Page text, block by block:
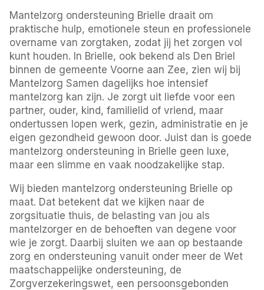
Mantelzorg ondersteuning Brielle draait om
praktische hulp, emotionele steun en professionele
overname van zorgtaken, zodat jij het zorgen vol
kunt houden. In Brielle, ook bekend als Den Briel
binnen de gemeente Voorne aan Zee, zien wij bij
Mantelzorg Samen dagelijks hoe intensief
mantelzorg kan zijn. Je zorgt uit liefde voor een
partner, ouder, kind, familielid of vriend, maar
ondertussen lopen werk, gezin, administratie en je
eigen gezondheid gewoon door. Juist dan is goede
mantelzorg ondersteuning in Brielle geen luxe,
maar een slimme en vaak noodzakelijke stap.
Wij bieden mantelzorg ondersteuning Brielle op
maat. Dat betekent dat we kijken naar de
zorgsituatie thuis, de belasting van jou als
mantelzorger en de behoeften van degene voor
wie je zorgt. Daarbij sluiten we aan op bestaande
zorg en ondersteuning vanuit onder meer de Wet
maatschappelijke ondersteuning, de
Zorgverzekeringswet, een persoonsgebonden